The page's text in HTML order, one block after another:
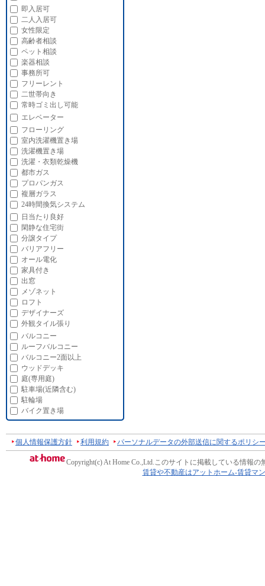
即入居可
二人入居可
女性限定
高齢者相談
ペット相談
楽器相談
事務所可
フリーレント
二世帯向き
常時ゴミ出し可能
エレベーター
フローリング
室内洗濯機置き場
洗濯機置き場
洗濯・衣類乾燥機
都市ガス
プロパンガス
複層ガラス
24時間換気システム
日当たり良好
閑静な住宅街
分譲タイプ
バリアフリー
オール電化
家具付き
出窓
メゾネット
ロフト
デザイナーズ
外観タイル張り
バルコニー
ルーフバルコニー
バルコニー2面以上
ウッドデッキ
庭(専用庭)
駐車場(近隣含む)
駐輪場
バイク置き場
個人情報保護方針 利用規約 パーソナルデータの外部送信に関するポリシ
Copyright(c) At Home Co.,Ltd.このサイトに掲載している情報の
賃貸や不動産はアットホーム-賃貸マ